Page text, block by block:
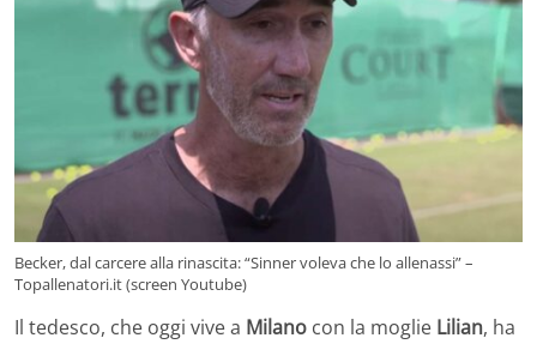
Becker, dal carcere alla rinascita: “Sinner voleva che lo allenassi” –
Topallenatori.it (screen Youtube)
Il tedesco, che oggi vive a Milano con la moglie Lilian, ha